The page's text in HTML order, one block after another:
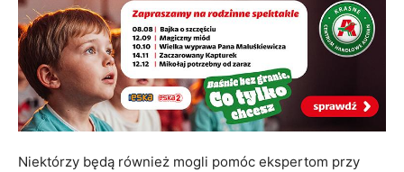
Niektórzy będą również mogli pomóc ekspertom przy